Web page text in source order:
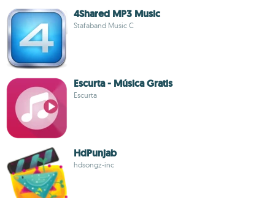
4Shared MP3 Music
Stafaband Music C
Escurta - Música Gratis
Escurta
HdPunjab
hdsongz-inc